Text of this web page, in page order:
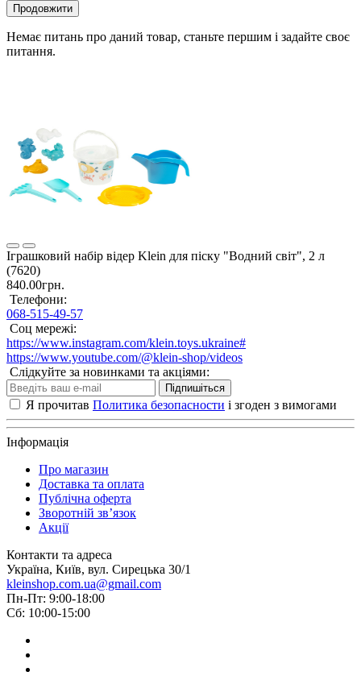
Продовжити
Немає питань про даний товар, станьте першим і задайте своє
питання.
Іграшковий набір відер Klein для піску "Водний світ", 2 л
(7620)
840.00грн.
Телефони:
068-515-49-57
Соц мережі:
https://www.instagram.com/klein.toys.ukraine#
https://www.youtube.com/@klein-shop/videos
Слідкуйте за новинками та акціями:
Підпишіться
Я прочитав Политика безопасности і згоден з вимогами
Інформація
Про магазин
Доставка та оплата
Публічна оферта
Зворотній зв’язок
Акції
Контакти та адреса
Україна, Київ, вул. Сирецька 30/1
kleinshop.com.ua@gmail.com
Пн-Пт: 9:00-18:00
Сб: 10:00-15:00